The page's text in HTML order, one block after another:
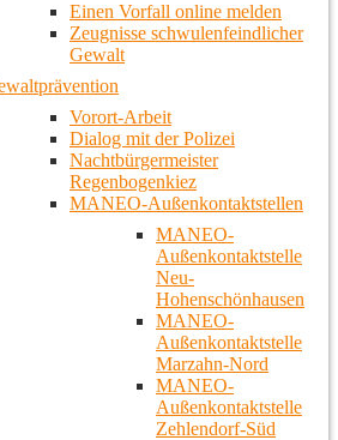
Einen Vorfall online melden
Zeugnisse schwulenfeindlicher
Gewalt
Vorort-Arbeit
Dialog mit der Polizei
Nachtbürgermeister
Regenbogenkiez
MANEO-Außenkontaktstellen
MANEO-
Außenkontaktstelle
Neu-
Hohenschönhausen
MANEO-
Außenkontaktstelle
Marzahn-Nord
MANEO-
Außenkontaktstelle
Zehlendorf-Süd